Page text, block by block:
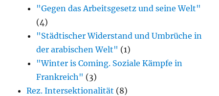
"Gegen das Arbeitsgesetz und seine Welt"
(4)
"Städtischer Widerstand und Umbrüche in
der arabischen Welt" (1)
"Winter is Coming. Soziale Kämpfe in
Frankreich" (3)
Rez. Intersektionalität (8)